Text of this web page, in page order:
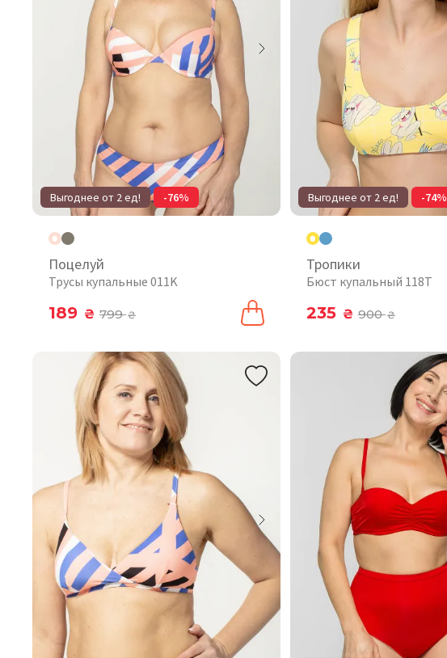
Выгоднее от 2 ед! -76%
Поцелуй
Трусы купальные 011K
189 ₴ 799₴
Выгоднее от 2 ед! -74%
Тропики
Бюст купальный 118T
235 ₴ 900₴